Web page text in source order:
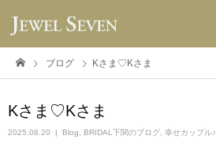
ブログ Kさま♡Kさま
Kさま♡Kさま
2025.08.20 Blog BRIDAL下関のブログ 幸せカップル♪